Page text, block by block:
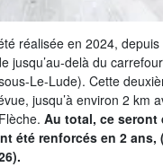
projets 2026
réalisée en 2024,
jusqu’au-delà du
Le-Lude). Cette
jusqu’à environ 2 km
Au total, ce seront
été renforcés en 2 ans,